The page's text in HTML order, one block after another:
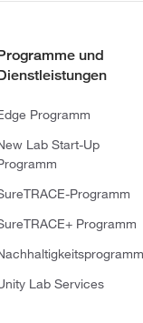
und
Programm
Lab Start-Up
Programm
Programm
Lab Services